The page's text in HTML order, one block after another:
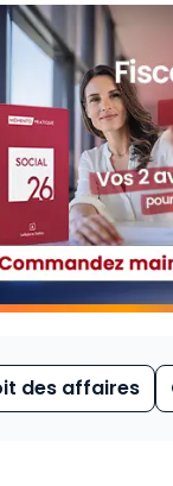
des affaires